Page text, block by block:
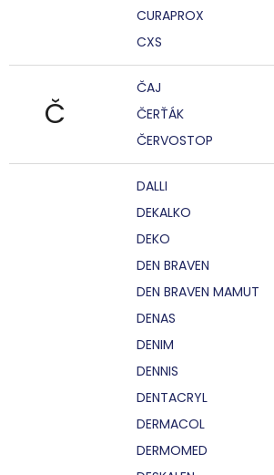
CURAPROX
CXS
Č
ČAJ
ČERŤÁK
ČERVOSTOP
DALLI
DEKALKO
DEKO
DEN BRAVEN
DEN BRAVEN MAMUT
DENAS
DENIM
DENNIS
DENTACRYL
DERMACOL
DERMOMED